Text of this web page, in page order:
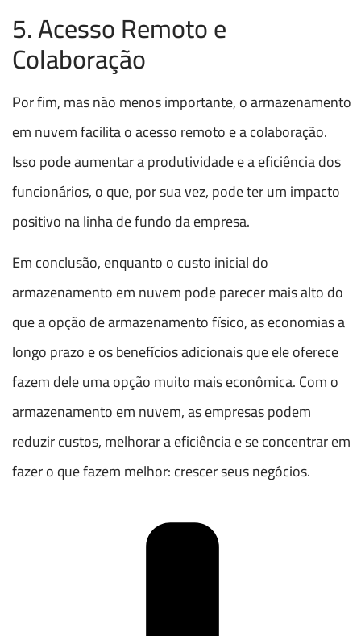
5. Acesso Remoto e
Colaboração
Por fim, mas não menos importante, o armazenamento
em nuvem facilita o acesso remoto e a colaboração.
Isso pode aumentar a produtividade e a eficiência dos
funcionários, o que, por sua vez, pode ter um impacto
positivo na linha de fundo da empresa.
Em conclusão, enquanto o custo inicial do
armazenamento em nuvem pode parecer mais alto do
que a opção de armazenamento físico, as economias a
longo prazo e os benefícios adicionais que ele oferece
fazem dele uma opção muito mais econômica. Com o
armazenamento em nuvem, as empresas podem
reduzir custos, melhorar a eficiência e se concentrar em
fazer o que fazem melhor: crescer seus negócios.